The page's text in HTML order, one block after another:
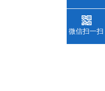
微信扫一扫